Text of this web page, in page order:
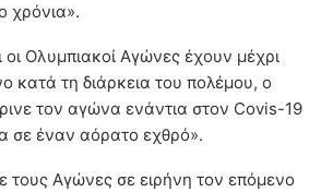
χρόνια».
οι Ολυμπιακοί Αγώνες έχουν μέχρι
κατά τη διάρκεια του πολέμου, ο
τον αγώνα ενάντια στον Covis-19
σε έναν αόρατο εχθρό».
τους Αγώνες σε ειρήνη τον επόμενο